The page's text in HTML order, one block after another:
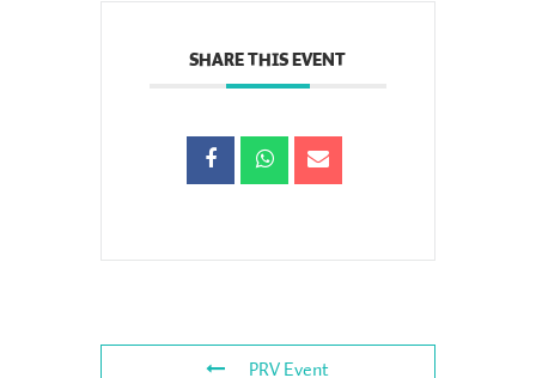
SHARE THIS EVENT
PRV Event